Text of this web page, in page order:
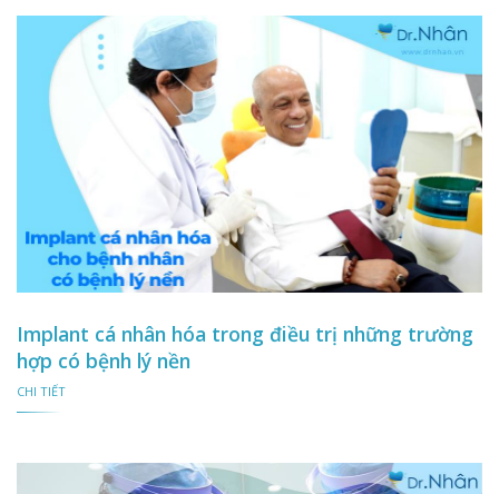
Implant cá nhân hóa trong điều trị những trường
hợp có bệnh lý nền
CHI TIẾT